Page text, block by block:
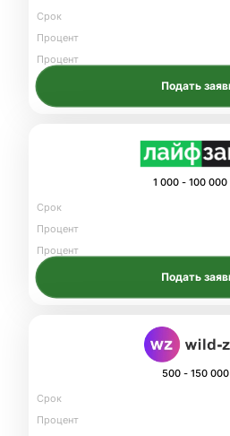
Срок
Процент
Процент
Подать
1 000 - 100 000
Срок
Процент
Процент
Подать
500 - 150
Срок
Процент